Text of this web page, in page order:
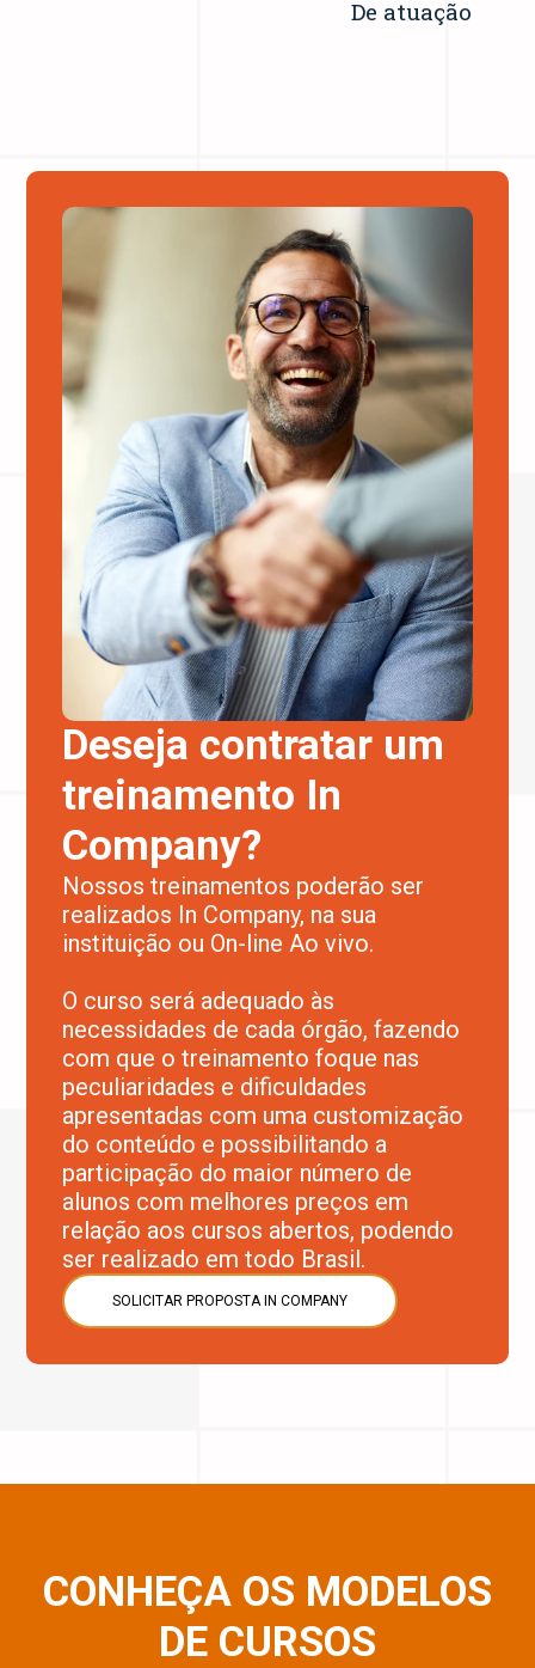
De atuação
Deseja contratar um
treinamento In
Company?
Nossos treinamentos poderão ser
realizados In Company, na sua
instituição ou On-line Ao vivo.
O curso será adequado às
necessidades de cada órgão, fazendo
com que o treinamento foque nas
peculiaridades e dificuldades
apresentadas com uma customização
do conteúdo e possibilitando a
participação do maior número de
alunos com melhores preços em
relação aos cursos abertos, podendo
ser realizado em todo Brasil.
SOLICITAR PROPOSTA IN COMPANY
CONHEÇA OS MODELOS
DE CURSOS